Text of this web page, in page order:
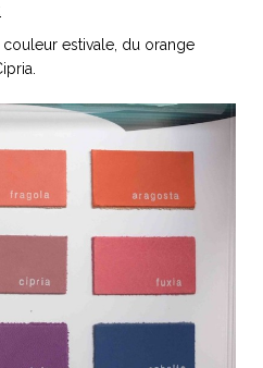
ART ET DESIGN
la palette
couleur estivale, du orange